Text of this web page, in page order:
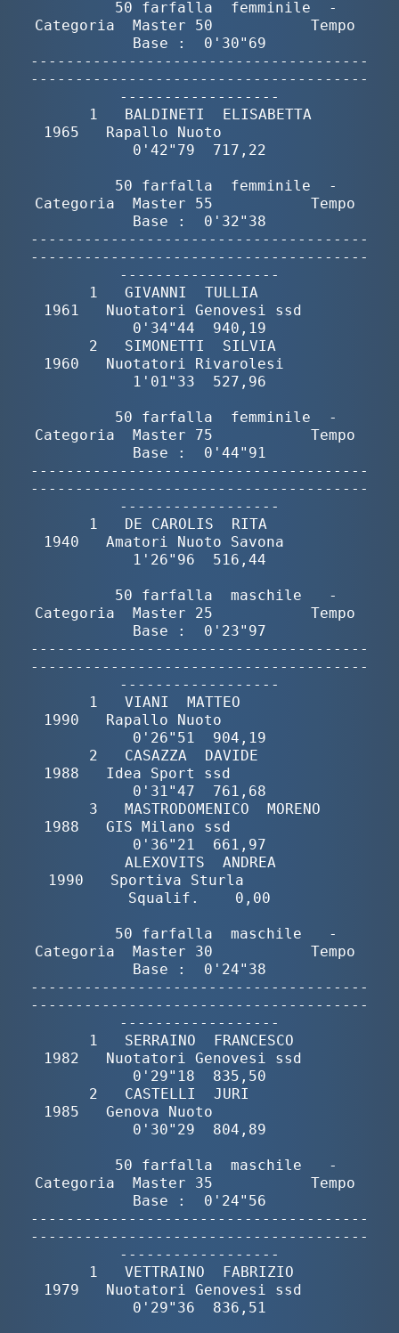
        50 farfalla  femminile  -
Categoria  Master 50           Tempo
Base :  0'30"69
--------------------------------------
--------------------------------------
------------------
       1   BALDINETI  ELISABETTA
1965   Rapallo Nuoto
0'42"79  717,22
        50 farfalla  femminile  -
Categoria  Master 55           Tempo
Base :  0'32"38
--------------------------------------
--------------------------------------
------------------
       1   GIVANNI  TULLIA
1961   Nuotatori Genovesi ssd
0'34"44  940,19
       2   SIMONETTI  SILVIA
1960   Nuotatori Rivarolesi
1'01"33  527,96
        50 farfalla  femminile  -
Categoria  Master 75           Tempo
Base :  0'44"91
--------------------------------------
--------------------------------------
------------------
       1   DE CAROLIS  RITA
1940   Amatori Nuoto Savona
1'26"96  516,44
        50 farfalla  maschile   -
Categoria  Master 25           Tempo
Base :  0'23"97
--------------------------------------
--------------------------------------
------------------
       1   VIANI  MATTEO
1990   Rapallo Nuoto
0'26"51  904,19
       2   CASAZZA  DAVIDE
1988   Idea Sport ssd
0'31"47  761,68
       3   MASTRODOMENICO  MORENO
1988   GIS Milano ssd
0'36"21  661,97
           ALEXOVITS  ANDREA
1990   Sportiva Sturla
Squalif.    0,00
        50 farfalla  maschile   -
Categoria  Master 30           Tempo
Base :  0'24"38
--------------------------------------
--------------------------------------
------------------
       1   SERRAINO  FRANCESCO
1982   Nuotatori Genovesi ssd
0'29"18  835,50
       2   CASTELLI  JURI
1985   Genova Nuoto
0'30"29  804,89
        50 farfalla  maschile   -
Categoria  Master 35           Tempo
Base :  0'24"56
--------------------------------------
--------------------------------------
------------------
       1   VETTRAINO  FABRIZIO
1979   Nuotatori Genovesi ssd
0'29"36  836,51